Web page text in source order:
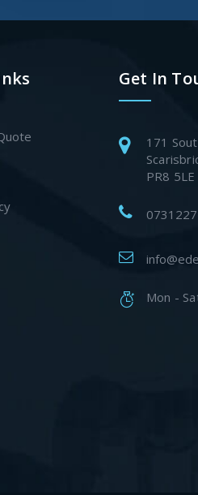
Get In
171
PR8 5LE
Mon -